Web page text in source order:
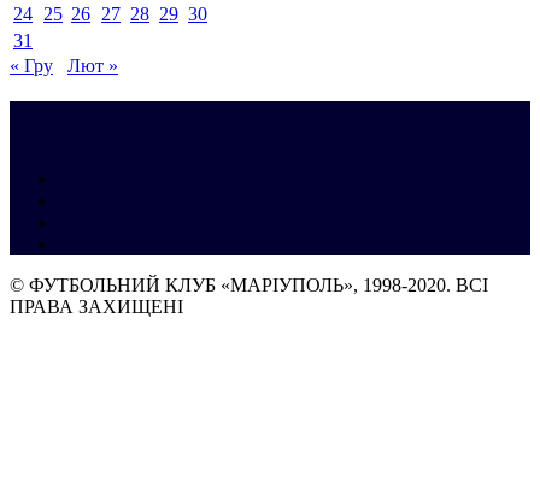
24 25 26 27 28 29 30
31
« Гру
Лют »
© ФУТБОЛЬНИЙ КЛУБ «МАРІУПОЛЬ», 1998-2020. ВСІ
ПРАВА ЗАХИЩЕНІ